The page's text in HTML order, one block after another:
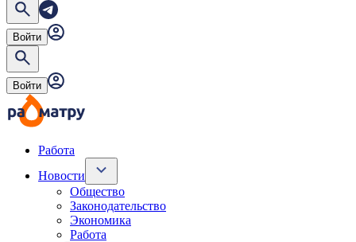
Войти
Войти
Работа
Новости
Общество
Законодательство
Экономика
Работа